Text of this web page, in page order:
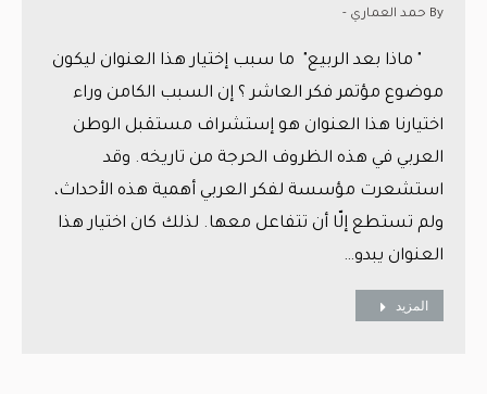
By حمد العماري -
" ماذا بعد الربيع" ما سبب إختيار هذا العنوان ليكون
موضوع مؤتمر فكر العاشر ؟ إن السبب الكامن وراء
اختيارنا هذا العنوان هو إستشراف مستقبل الوطن
العربي في هذه الظروف الحرجة من تاريخه. وقد
استشعرت مؤسسة لفكر العربي أهمية هذه الأحداث،
ولم تستطع إلّا أن تتفاعل معها. لذلك كان اختيار هذا
العنوان يبدو…
المزيد